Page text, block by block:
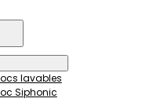
lavables
Siphonic